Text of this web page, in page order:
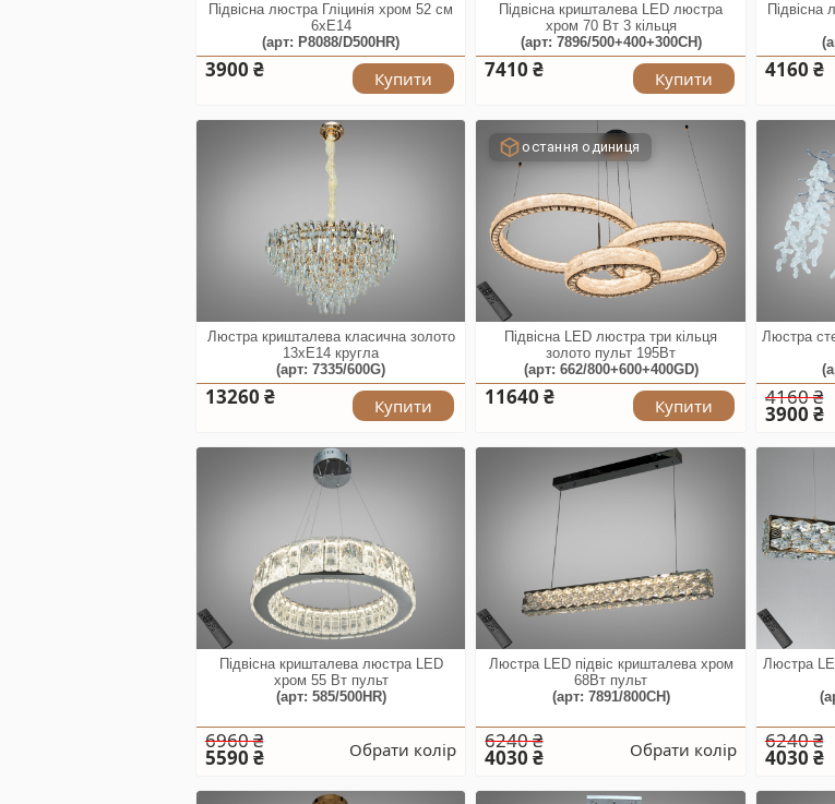
Підвісна люстра Гліцинія хром 52 см
6xE14
(арт: P8088/D500HR)
3900 ₴ Купити
Підвісна кришталева LED люстра
хром 70 Вт 3 кільця
(арт: 7896/500+400+300CH)
7410 ₴ Купити
Підвісна
4160 ₴
Люстра кришталева класична золото
13xE14 кругла
(арт: 7335/600G)
13260 ₴ Купити
остання одиниця
Підвісна LED люстра три кільця
золото пульт 195Вт
(арт: 662/800+600+400GD)
11640 ₴ Купити
Люстра
4160 ₴
3900 ₴
Підвісна кришталева люстра LED
хром 55 Вт пульт
(арт: 585/500HR)
6960 ₴
5590 ₴ Обрати колір
Люстра LED підвіс кришталева хром
68Вт пульт
(арт: 7891/800CH)
6240 ₴
4030 ₴ Обрати колір
Люстра
6240 ₴
4030 ₴